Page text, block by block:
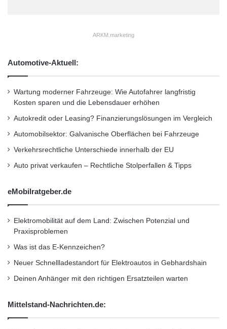
der Markteinführung mit dem neuen
ausgerüstet.
Die erste Performance-Stufe des neuen
Multitalents ist das Mercedes‑AMG E 43
4MATIC T‑Modell, ebenfalls erhältlich ab
viertem Quartal. Es bietet mit dem 295 kW
(401 PS) starken 3,0‑Liter-V6-Biturbomotor,
verkürzten Schaltzeiten, dem Allradantrieb
AMG Performance 4MATIC und dem
eigenständigen Sportfahrwerk die AMG-
charakteristische hohe Fahrdynamik und mehr
Agilität.
ARKM.marketing
Automotive-Aktuell:
Wartung moderner Fahrzeuge: Wie Autofahrer langfristig
Kosten sparen und die Lebensdauer erhöhen
Autokredit oder Leasing? Finanzierungslösungen im Vergleich
Automobilsektor: Galvanische Oberflächen bei Fahrzeuge
Verkehrsrechtliche Unterschiede innerhalb der EU
Auto privat verkaufen – Rechtliche Stolperfallen & Tipps
eMobilratgeber.de
Elektromobilität auf dem Land: Zwischen Potenzial und
Praxisproblemen
Was ist das E-Kennzeichen?
Neuer Schnellladestandort für Elektroautos in Gebhardshain
Deinen Anhänger mit den richtigen Ersatzteilen warten
Mittelstand-Nachrichten.de: